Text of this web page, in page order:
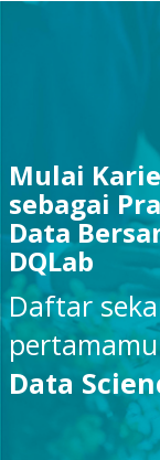
Mulai
sebagai
Data
DQLab
Daftar
Data